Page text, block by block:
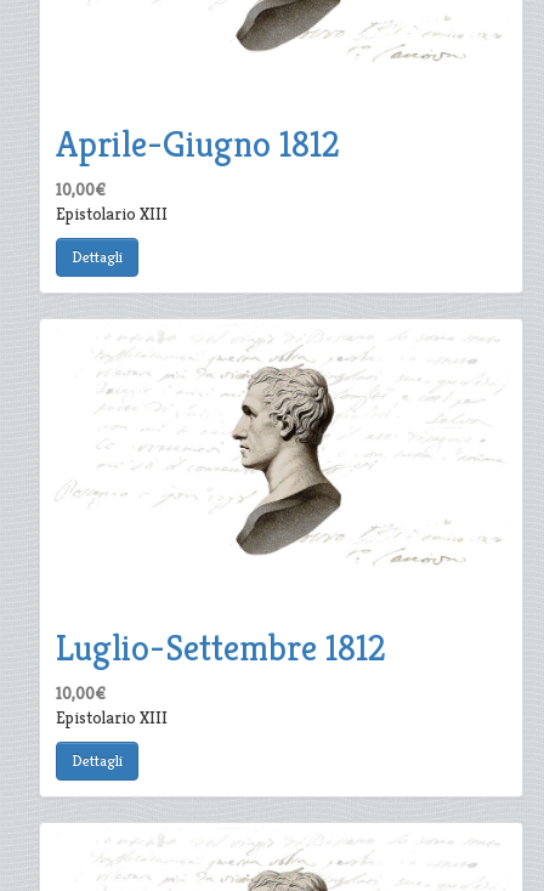
Aprile-Giugno 1812
10,00€
Epistolario XIII
Dettagli
Luglio-Settembre 1812
10,00€
Epistolario XIII
Dettagli